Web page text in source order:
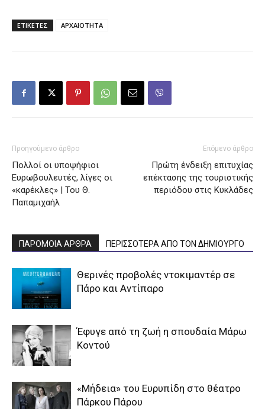
ΕΤΙΚΕΤΕΣ ΑΡΧΑΙΟΤΗΤΑ
Προηγούμενο άρθρο
Πολλοί οι υποψήφιοι
Ευρωβουλευτές, λίγες οι
«καρέκλες» | Του Θ.
Παπαμιχαήλ
Επόμενο άρθρο
Πρώτη ένδειξη επιτυχίας
επέκτασης της τουριστικής
περιόδου στις Κυκλάδες
ΠΑΡΟΜΟΙΑ ΑΡΘΡΑ ΠΕΡΙΣΣΟΤΕΡΑ ΑΠΟ ΤΟΝ ΔΗΜΙΟΥΡΓΟ
Θερινές προβολές ντοκιμαντέρ σε
Πάρο και Αντίπαρο
Έφυγε από τη ζωή η σπουδαία Μάρω
Κοντού
«Μήδεια» του Ευρυπίδη στο θέατρο
Πάρκου Πάρου